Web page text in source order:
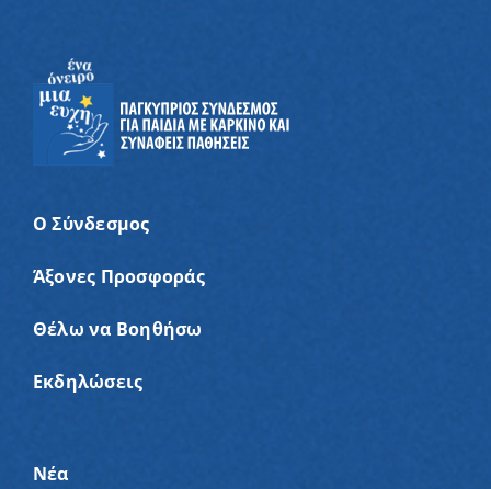
Ο Σύνδεσμος
Άξονες Προσφοράς
Θέλω να Βοηθήσω
Εκδηλώσεις
Νέα